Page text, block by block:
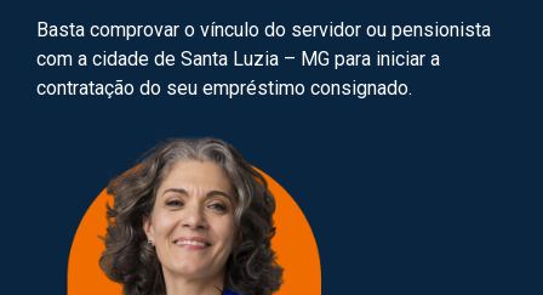
Basta comprovar o vínculo do servidor ou pensionista
com a cidade de Santa Luzia – MG para iniciar a
contratação do seu empréstimo consignado.